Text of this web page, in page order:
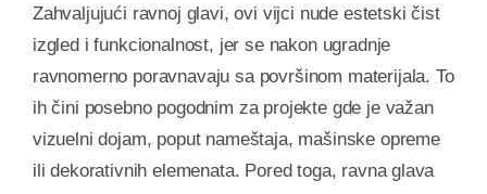
Zahvaljujući ravnoj glavi, ovi vijci nude estetski čist
izgled i funkcionalnost, jer se nakon ugradnje
ravnomerno poravnavaju sa površinom materijala. To
ih čini posebno pogodnim za projekte gde je važan
vizuelni dojam, poput nameštaja, mašinske opreme
ili dekorativnih elemenata. Pored toga, ravna glava